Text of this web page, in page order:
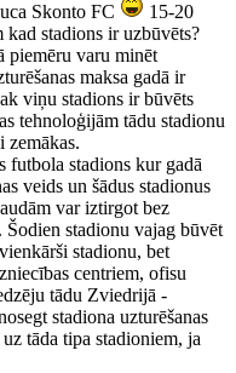
Skonto FC
15-20
kad stadions ir uzbūvēts?
piemēru varu minēt
maksa gadā ir
viņu stadions ir būvēts
tehnoloģijām tādu stadionu
zemākas.
futbola stadions kur gadā
veids un šādus stadionus
var iztirgot bez
Šodien stadionu vajag būvēt
stadionu, bet
centriem, ofisu
tādu Zviedrijā -
stadiona uzturēšanas
tāda tipa stadioniem, ja